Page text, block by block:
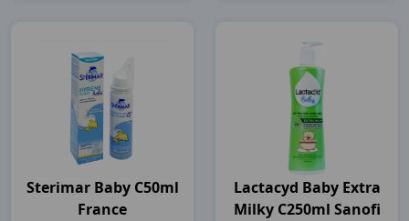
Sterimar Baby C50ml
France
Lactacyd Baby Extra
Milky C250ml Sanofi